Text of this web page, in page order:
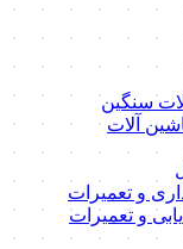
سنگین
آلات
و تعمیرات
و تعمیرات